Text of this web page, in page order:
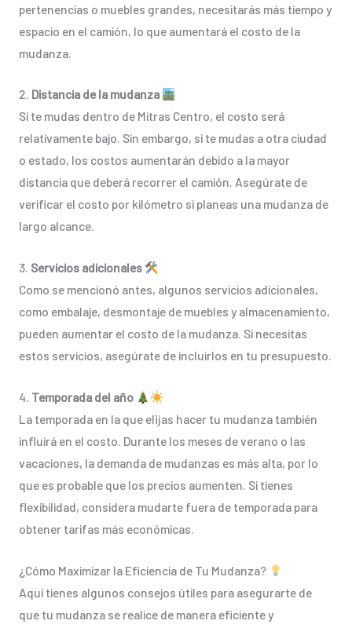
pertenencias o muebles grandes, necesitarás más tiempo y
espacio en el camión, lo que aumentará el costo de la
mudanza.
2. Distancia de la mudanza
Si te mudas dentro de Mitras Centro, el costo será
relativamente bajo. Sin embargo, si te mudas a otra ciudad
o estado, los costos aumentarán debido a la mayor
distancia que deberá recorrer el camión. Asegúrate de
verificar el costo por kilómetro si planeas una mudanza de
largo alcance.
3. Servicios adicionales
Como se mencionó antes, algunos servicios adicionales,
como embalaje, desmontaje de muebles y almacenamiento,
pueden aumentar el costo de la mudanza. Si necesitas
estos servicios, asegúrate de incluirlos en tu presupuesto.
4. Temporada del año
La temporada en la que elijas hacer tu mudanza también
influirá en el costo. Durante los meses de verano o las
vacaciones, la demanda de mudanzas es más alta, por lo
que es probable que los precios aumenten. Si tienes
flexibilidad, considera mudarte fuera de temporada para
obtener tarifas más económicas.
¿Cómo Maximizar la Eficiencia de Tu Mudanza?
Aquí tienes algunos consejos útiles para asegurarte de
que tu mudanza se realice de manera eficiente y